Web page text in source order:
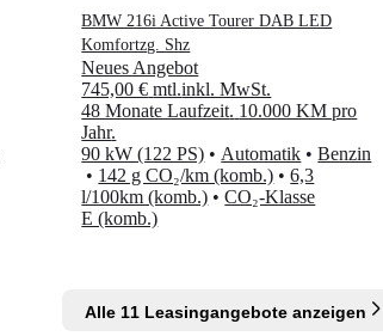
BMW 216i Active Tourer DAB LED
Komfortzg. Shz
Neues Angebot
745,00 € mtl.inkl. MwSt.
48 Monate Laufzeit. 10.000 KM pro
Jahr.
90 kW (122 PS) • Automatik • Benzin
• 142 g CO₂/km (komb.) • 6,3
l/100km (komb.) • CO₂-Klasse
E (komb.)
Alle 11 Leasingangebote anzeigen